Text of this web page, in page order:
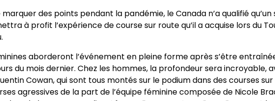
marquer des points pendant la pandémie, le Canada n’a qualifié
à profit l’expérience de course sur route qu’il a acquise lors du
aborderont l’événement en pleine forme après s’être
du mois dernier. Chez les hommes, la profondeur sera incroyable,
Cowan, qui sont tous montés sur le podium dans des courses
agressives de la part de l’équipe féminine composée de Nicole